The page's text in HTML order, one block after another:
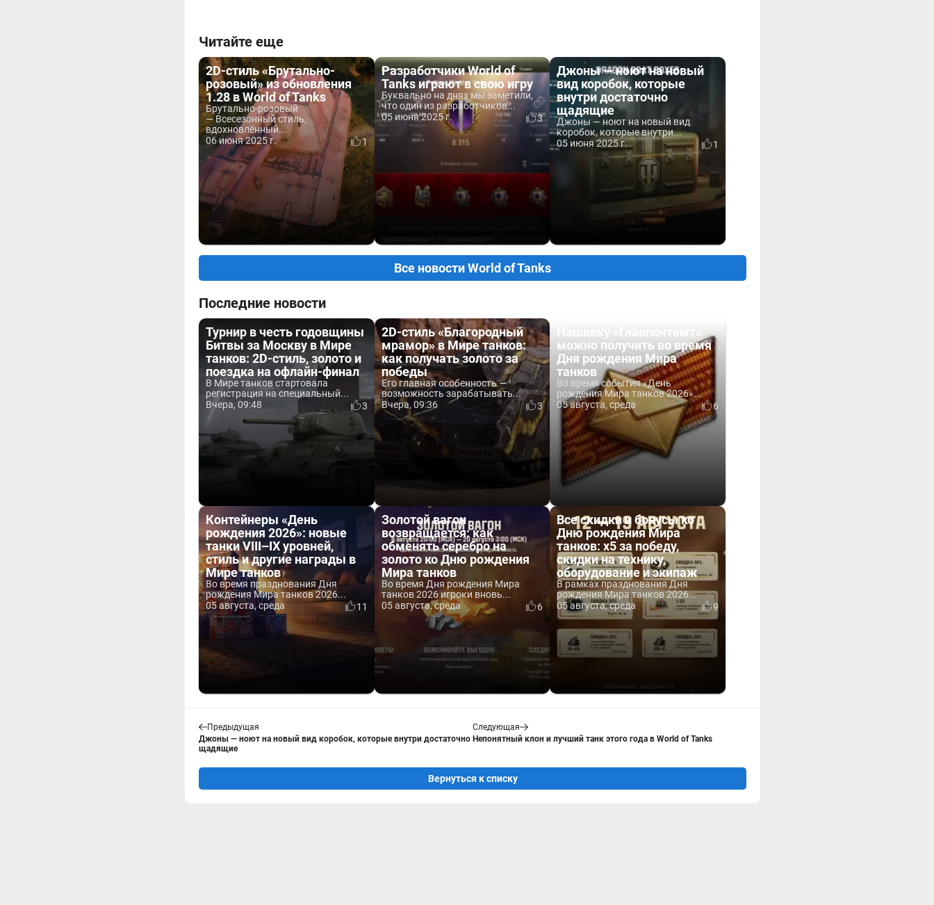
Читайте еще
2D-стиль «Брутально-
розовый» из обновления
1.28 в World of Tanks
Брутально-розовый
— Всесезонный стиль,
вдохновлённый...
06 июня 2025 г.
1
Разработчики World of
Tanks играют в свою игру
Буквально на днях мы заметили,
что один из разработчиков...
05 июня 2025 г.
3
Джоны — ноют на новый
вид коробок, которые
внутри достаточно
щадящие
Джоны — ноют на новый вид
коробок, которые внутри...
05 июня 2025 г.
1
Все новости World of Tanks
Последние новости
Турнир в честь годовщины
Битвы за Москву в Мире
танков: 2D-стиль, золото и
поездка на офлайн-финал
В Мире танков стартовала
регистрация на специальный...
Вчера, 09:48
3
2D-стиль «Благородный
мрамор» в Мире танков:
как получать золото за
победы
Его главная особенность —
возможность зарабатывать...
Вчера, 09:36
3
Нашивку «Главпочтамт»
можно получить во время
Дня рождения Мира
танков
Во время события «День
рождения Мира танков 2026»...
05 августа, среда
6
Контейнеры «День
рождения 2026»: новые
танки VIII–IX уровней,
стиль и другие награды в
Мире танков
Во время празднования Дня
рождения Мира танков 2026...
05 августа, среда
11
Золотой вагон
возвращается: как
обменять серебро на
золото ко Дню рождения
Мира танков
Во время Дня рождения Мира
танков 2026 игроки вновь...
05 августа, среда
6
Все скидки и бонусы ко
Дню рождения Мира
танков: x5 за победу,
скидки на технику,
оборудование и экипаж
В рамках празднования Дня
рождения Мира танков 2026...
05 августа, среда
9
Предыдущая
Джоны — ноют на новый вид коробок, которые внутри достаточно
щадящие
Следующая
Непонятный клон и лучший танк этого года в World of Tanks
Вернуться к списку